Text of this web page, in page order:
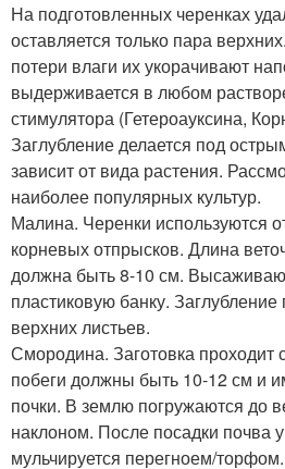
На подготовленных черенках
оставляется только пара
потери влаги их укорачивают
выдерживается в любом
стимулятора (Гетероауксина,
Заглубление делается под
зависит от вида растения.
наиболее популярных культур.
Малина. Черенки используются
корневых отпрысков. Длина
должна быть 8-10 см.
пластиковую банку.
верхних листьев.
Смородина. Заготовка проходит
побеги должны быть 10-12 см и
почки. В землю погружаются до
наклоном. После посадки почва
мульчируется перегноем/торфом.